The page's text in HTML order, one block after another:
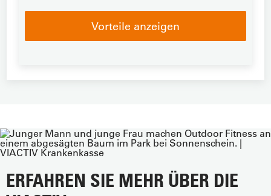
Vorteile anzeigen
ERFAHREN SIE MEHR ÜBER DIE